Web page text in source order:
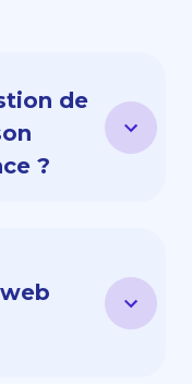
de
?
de
de sponsors